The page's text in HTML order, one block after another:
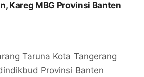
Kareg MBG Provinsi Banten